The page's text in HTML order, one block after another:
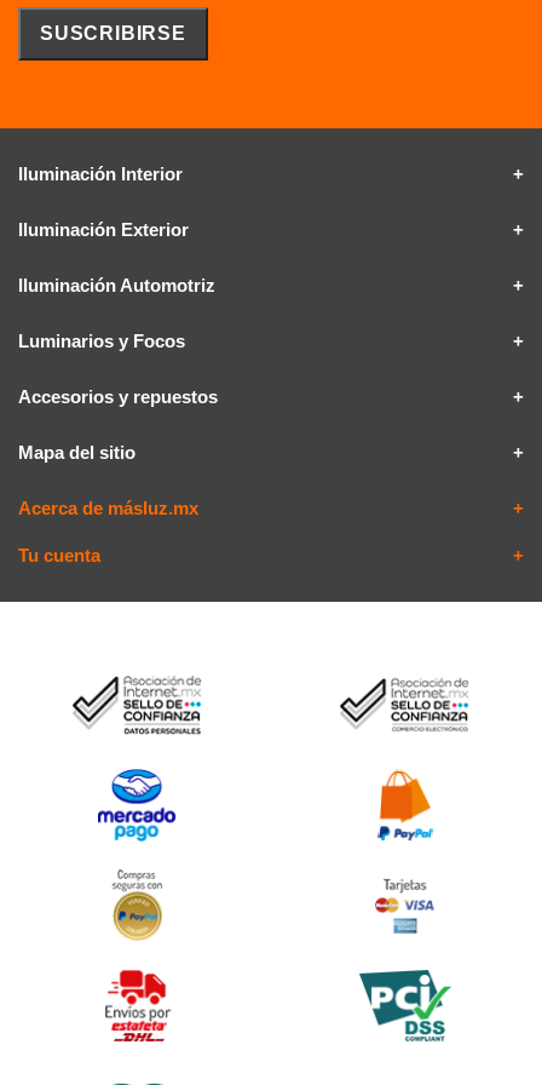
Iluminación Interior
Iluminación Exterior
Iluminación Automotriz
Luminarios y Focos
Accesorios y repuestos
Mapa del sitio
Acerca de másluz.mx
Tu cuenta